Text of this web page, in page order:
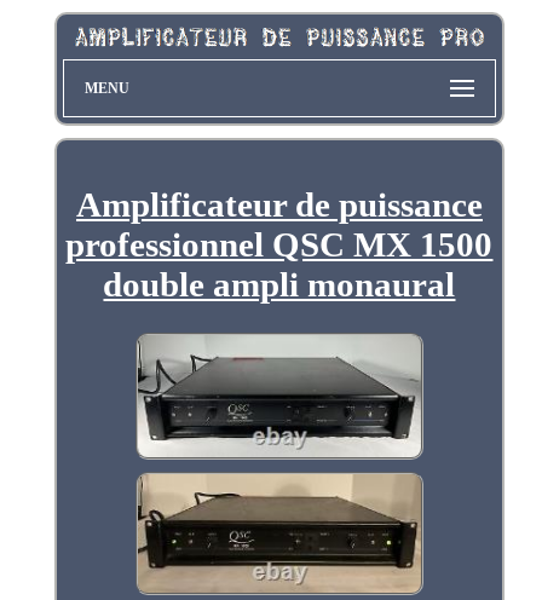
MENU
Amplificateur de puissance
professionnel QSC MX 1500
double ampli monaural